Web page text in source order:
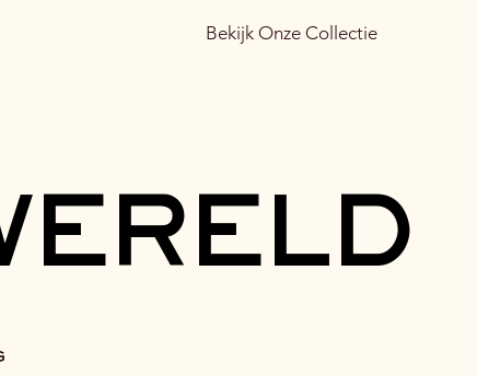
Bekijk Onze Collectie